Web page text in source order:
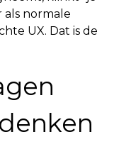
als normale
UX. Dat is de